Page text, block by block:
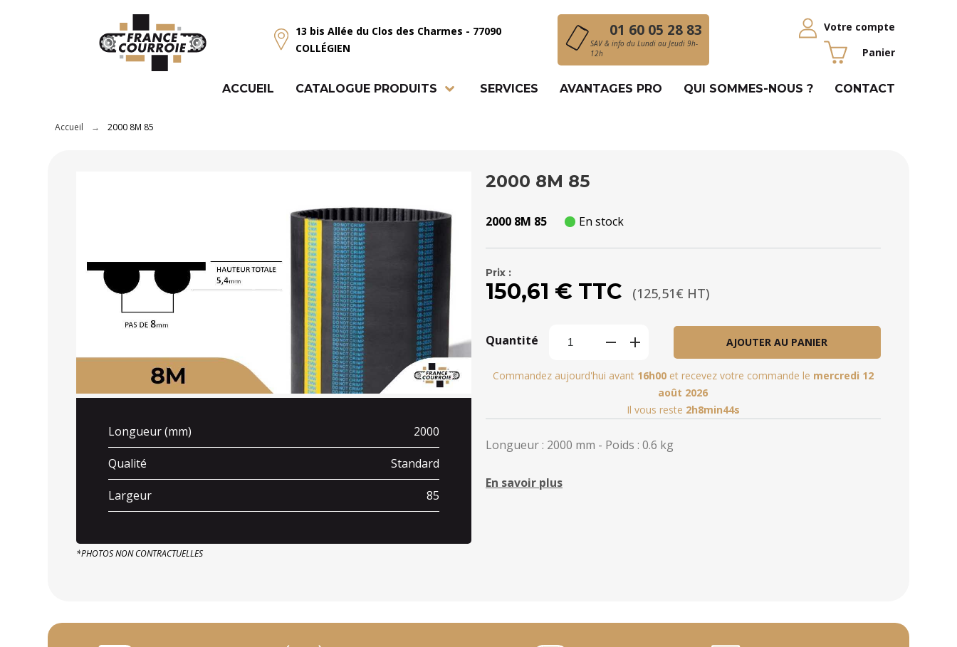
13 bis Allée du Clos des Charmes - 77090
COLLÉGIEN
01 60 05 28 83
SAV & info du Lundi au Jeudi 9h-
12h
Votre compte
Panier
ACCUEIL CATALOGUE PRODUITS SERVICES AVANTAGES PRO QUI SOMMES-NOUS ? CONTACT
Accueil 2000 8M 85
Longueur (mm) 2000
Qualité Standard
Largeur 85
*PHOTOS NON CONTRACTUELLES
2000 8M 85
2000 8M 85 En stock
Prix :
150,61 € TTC (125,51€ HT)
Quantité AJOUTER AU PANIER
Commandez aujourd'hui avant 16h00et recevez votre commande le mercredi 12
août 2026
Il vous reste 2h8min43s
Longueur : 2000 mm - Poids : 0.6 kg
En savoir plus